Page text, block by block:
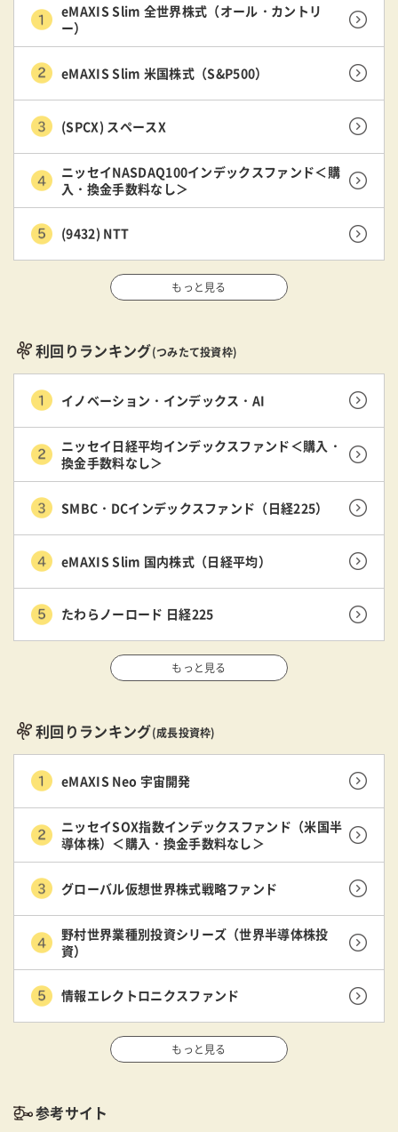
eMAXIS Slim 全世界株式（オール・カントリ
ー）
eMAXIS Slim 米国株式（S&P500）
(SPCX) スペースX
ニッセイNASDAQ100インデックスファンド＜購
入・換金手数料なし＞
(9432) NTT
もっと見る
利回りランキング(つみたて投資枠)
イノベーション・インデックス・AI
ニッセイ日経平均インデックスファンド＜購入・
換金手数料なし＞
SMBC・DCインデックスファンド（日経225）
eMAXIS Slim 国内株式（日経平均）
たわらノーロード 日経225
もっと見る
利回りランキング(成長投資枠)
eMAXIS Neo 宇宙開発
ニッセイSOX指数インデックスファンド（米国半
導体株）＜購入・換金手数料なし＞
グローバル仮想世界株式戦略ファンド
野村世界業種別投資シリーズ（世界半導体株投
資）
情報エレクトロニクスファンド
もっと見る
参考サイト